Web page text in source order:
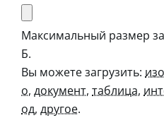
Максимальный размер
Б.
Вы можете загрузить:
о, документ, таблица,
од, другое.